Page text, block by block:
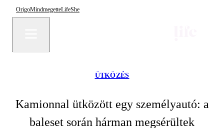
OrigoMindmegetteLifeShe
ÜTKÖZÉS
Kamionnal ütközött egy személyautó: a
baleset során hárman megsérültek